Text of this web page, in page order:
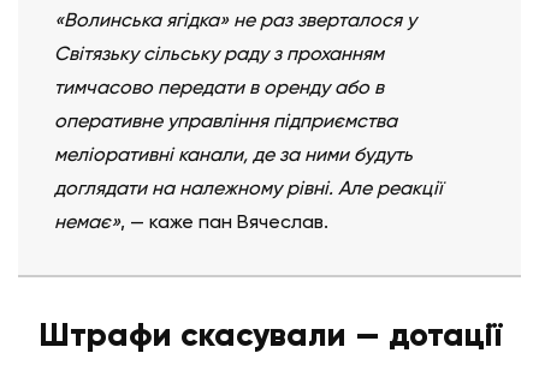
«Волинська ягідка» не раз зверталося у
Світязьку сільську раду з проханням
тимчасово передати в оренду або в
оперативне управління підприємства
меліоративні канали, де за ними будуть
доглядати на належному рівні. Але реакції
немає», — каже пан Вячеслав.
Штрафи скасували — дотації